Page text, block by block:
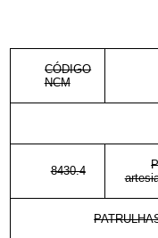
CÓDIGO
NCM
8430.4